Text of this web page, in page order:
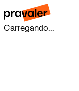
Carregando...